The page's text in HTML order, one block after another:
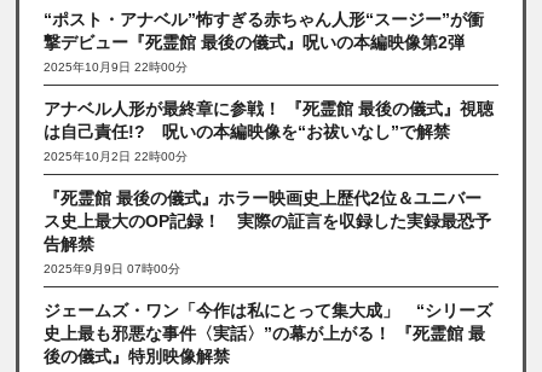
“ポスト・アナベル”怖すぎる赤ちゃん人形“スージー”が衝
撃デビュー『死霊館 最後の儀式』呪いの本編映像第2弾
2025年10月9日 22時00分
アナベル人形が最終章に参戦！ 『死霊館 最後の儀式』視聴
は自己責任!? 呪いの本編映像を“お祓いなし”で解禁
2025年10月2日 22時00分
『死霊館 最後の儀式』ホラー映画史上歴代2位＆ユニバー
ス史上最大のOP記録！ 実際の証言を収録した実録最恐予
告解禁
2025年9月9日 07時00分
ジェームズ・ワン「今作は私にとって集大成」 “シリーズ
史上最も邪悪な事件〈実話〉”の幕が上がる！ 『死霊館 最
後の儀式』特別映像解禁